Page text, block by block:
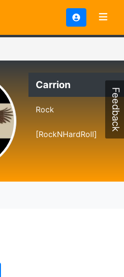
Carrion
Rock
[RockNHardRoll]
Feedback